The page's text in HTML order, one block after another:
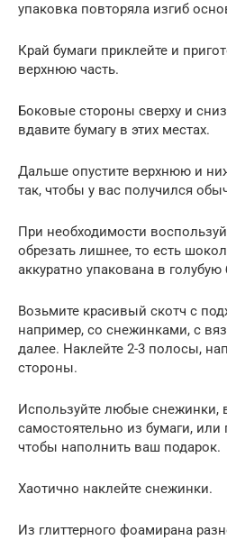
упаковка повторяла изгиб
Край бумаги приклейте и
верхнюю часть.
Боковые стороны сверху и
вдавите бумагу в этих местах.
Дальше опустите верхнюю и
так, чтобы у вас получился
При необходимости
обрезать лишнее, то есть
аккуратно упакована в голубую
Возьмите красивый скотч с
например, со снежинками, с
далее. Наклейте 2-3 полосы,
стороны.
Используйте любые снежинки,
самостоятельно из бумаги,
чтобы наполнить ваш подарок.
Хаотично наклейте снежинки.
Из глиттерного фоамирана